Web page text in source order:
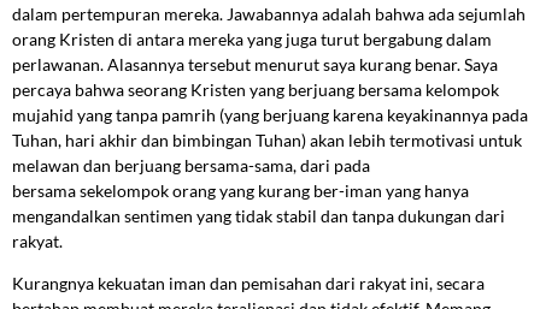
dalam pertempuran mereka. Jawabannya adalah bahwa ada sejumlah
orang Kristen di antara mereka yang juga turut bergabung dalam
perlawanan. Alasannya tersebut menurut saya kurang benar. Saya
percaya bahwa seorang Kristen yang berjuang bersama kelompok
mujahid yang tanpa pamrih (yang berjuang karena keyakinannya pada
Tuhan, hari akhir dan bimbingan Tuhan) akan lebih termotivasi untuk
melawan dan berjuang bersama-sama, dari pada
bersama sekelompok orang yang kurang ber-iman yang hanya
mengandalkan sentimen yang tidak stabil dan tanpa dukungan dari
rakyat.
Kurangnya kekuatan iman dan pemisahan dari rakyat ini, secara